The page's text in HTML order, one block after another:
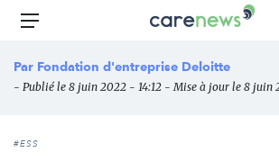
Aller
principal
Carenews,
média
des
Menu
Par Fondation d'entreprise Deloitte
- Publié le 8 juin 2022 - 14:12 - Mise à jour le 8 juin
#ESS